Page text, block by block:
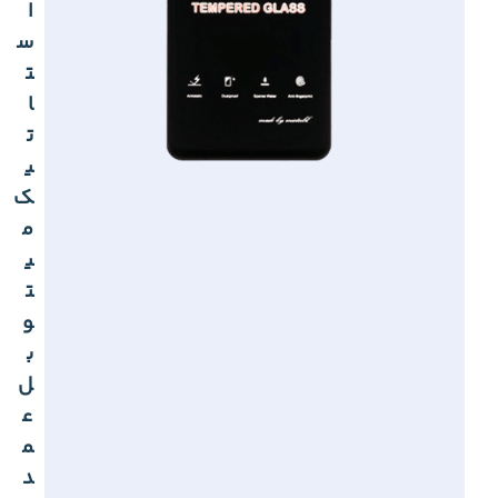
ا
س
ت
ا
ت
ی
ک
م
ی
ت
و
ب
ل
ع
م
د